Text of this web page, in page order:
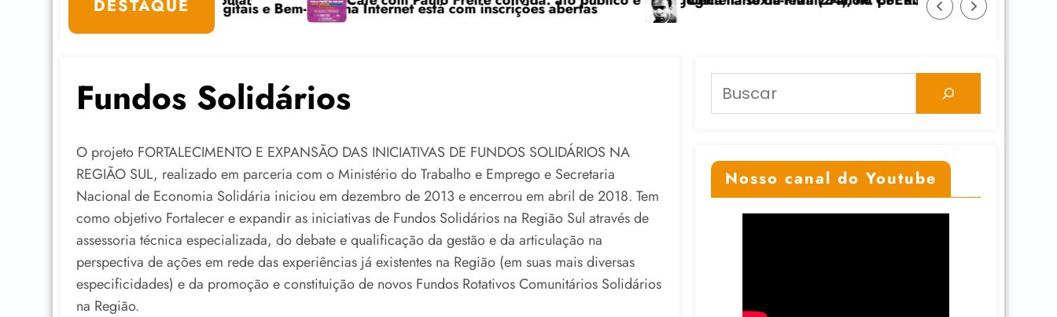
DESTAQUE
Estar na Internet está com inscrições abertas
Fundos Solidários
O projeto FORTALECIMENTO E EXPANSÃO DAS INICIATIVAS DE FUNDOS SOLIDÁRIOS NA
REGIÃO SUL, realizado em parceria com o Ministério do Trabalho e Emprego e Secretaria
Nacional de Economia Solidária iniciou em dezembro de 2013 e encerrou em abril de 2018. Tem
como objetivo Fortalecer e expandir as iniciativas de Fundos Solidários na Região Sul através de
assessoria técnica especializada, do debate e qualificação da gestão e da articulação na
perspectiva de ações em rede das experiências já existentes na Região (em suas mais diversas
especificidades) e da promoção e constituição de novos Fundos Rotativos Comunitários Solidários
na Região.
Pesquisar
Nosso canal do Youtube